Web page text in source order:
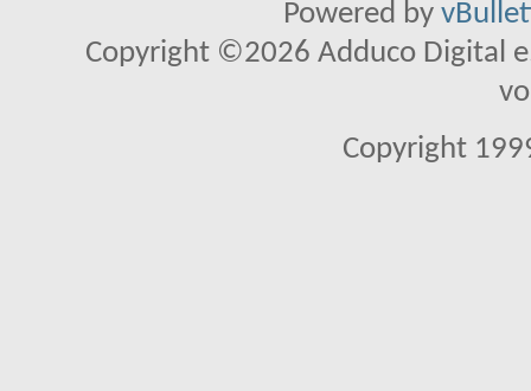
Powered by
Copyright ©2026 Adduco Digital
Copyright